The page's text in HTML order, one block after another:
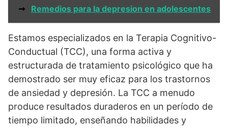
➞ Remedios para la depresion en adolescentes
Estamos especializados en la Terapia Cognitivo-
Conductual (TCC), una forma activa y
estructurada de tratamiento psicológico que ha
demostrado ser muy eficaz para los trastornos
de ansiedad y depresión. La TCC a menudo
produce resultados duraderos en un período de
tiempo limitado, enseñando habilidades y